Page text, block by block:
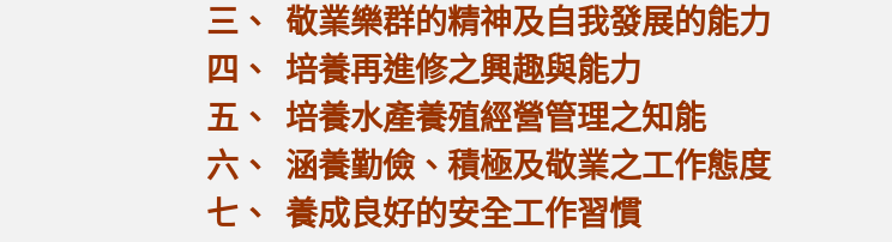
三、 敬業樂群的精神及自我發展的能力
四、 培養再進修之興趣與能力
五、 培養水產養殖經營管理之知能
六、 涵養勤儉、積極及敬業之工作態度
七、 養成良好的安全工作習慣